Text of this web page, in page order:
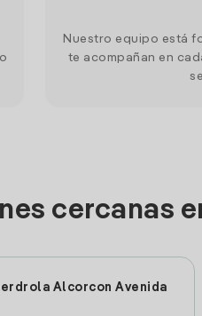
Nuestro equipo está
te acompañan en
cercanas
Alcorcon Avenida